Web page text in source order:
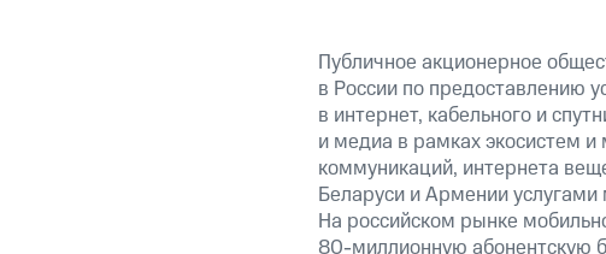
Публичное акционерное
в России по предоставлению
в интернет, кабельного и
и медиа в рамках экосистем
коммуникаций, интернета
Беларуси и Армении
На российском рынке
80-миллионную абонентскую